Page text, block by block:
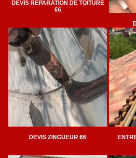
DEVIS RÉPARATION DE TOITURE
66
DEVIS ZINGUEUR 66